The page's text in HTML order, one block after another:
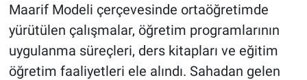
Maarif Modeli çerçevesinde ortaöğretimde
yürütülen çalışmalar, öğretim programlarının
uygulanma süreçleri, ders kitapları ve eğitim
öğretim faaliyetleri ele alındı. Sahadan gelen
Kırşehir
Yerel